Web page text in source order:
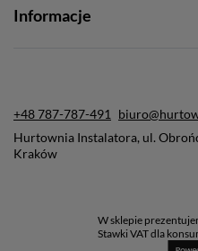
Informacje
+48 787-787-491
Hurtownia Instalatora, ul.
Kraków
W sklepie
Stawki VAT dla